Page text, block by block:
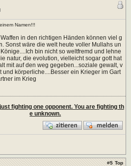
Namen!!!
in den richtigen Händen können viel g
Sonst wäre die welt heute voller Mullahs un
bin nicht so weltfremd und lehne
natur, die evolution, vielleicht sogar gott hat
mit auf den weg gegeben...soziale gewalt, v
und körperliche....Besser ein Krieger im Gart
im Krieg
fighting one opponent. You are fighting th
e unknown.
#5 Top